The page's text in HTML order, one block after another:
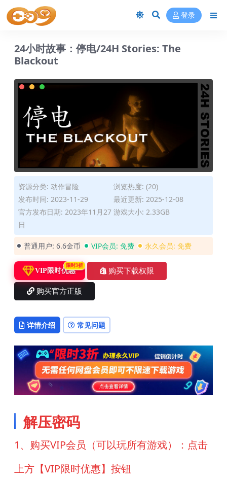
登录
24小时故事：停电/24H Stories: The
Blackout
资源分类: 动作冒险
浏览热度: (20)
发布时间: 2023-11-29
最近更新: 2025-12-08
官方发布日期: 2023年11月27
日
游戏大小: 2.33GB
普通用户: 6.6金币 VIP会员: 免费 永久会员: 免费
VIP限时优惠
限时3折
购买下载权限
购买官方正版
详情介绍 常见问题
解压密码
1、购买VIP会员（可以玩所有游戏）：点击
上方【VIP限时优惠】按钮